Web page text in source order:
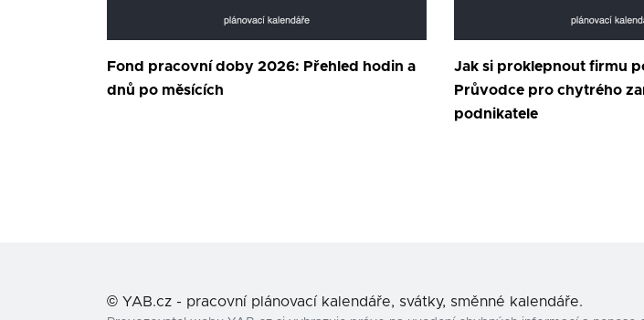
Fond pracovní doby 2026: Přehled hodin a
dnů po měsících
Jak si proklepnout firmu
Průvodce pro chytrého
podnikatele
© YAB.cz - pracovní plánovací kalendáře, svátky, směnné kalendáře.